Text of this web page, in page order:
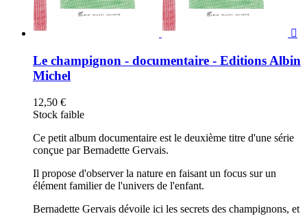

Le champignon - documentaire - Editions Albin
Michel
12,50 €
Stock faible
Ce petit album documentaire est le deuxième titre d'une série
conçue par Bernadette Gervais.
Il propose d'observer la nature en faisant un focus sur un
élément familier de l'univers de l'enfant.
Bernadette Gervais dévoile ici les secrets des champignons, et